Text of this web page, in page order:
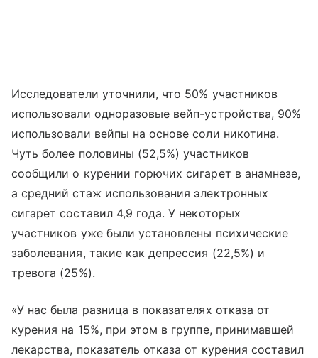
Исследователи уточнили, что 50% участников
использовали одноразовые вейп-устройства, 90%
использовали вейпы на основе соли никотина.
Чуть более половины (52,5%) участников
сообщили о курении горючих сигарет в анамнезе,
а средний стаж использования электронных
сигарет составил 4,9 года. У некоторых
участников уже были установлены психические
заболевания, такие как депрессия (22,5%) и
тревога (25%).
«У нас была разница в показателях отказа от
курения на 15%, при этом в группе, принимавшей
лекарства, показатель отказа от курения составил